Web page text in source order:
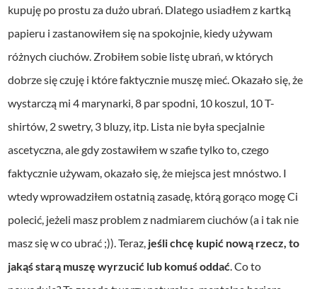
kupuję po prostu za dużo ubrań. Dlatego usiadłem z kartką
papieru i zastanowiłem się na spokojnie, kiedy używam
różnych ciuchów. Zrobiłem sobie listę ubrań, w których
dobrze się czuję i które faktycznie muszę mieć. Okazało się, że
wystarczą mi 4 marynarki, 8 par spodni, 10 koszul, 10 T-
shirtów, 2 swetry, 3 bluzy, itp. Lista nie była specjalnie
ascetyczna, ale gdy zostawiłem w szafie tylko to, czego
faktycznie używam, okazało się, że miejsca jest mnóstwo. I
wtedy wprowadziłem ostatnią zasadę, którą gorąco mogę Ci
polecić, jeżeli masz problem z nadmiarem ciuchów (a i tak nie
masz się w co ubrać ;)). Teraz, jeśli chcę kupić nową rzecz, to
jakąś starą muszę wyrzucić lub komuś oddać. Co to